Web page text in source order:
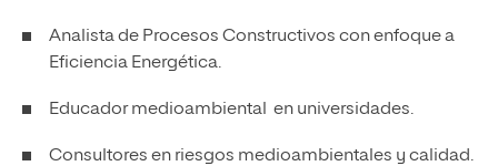
Analista de Procesos Constructivos con enfoque a
Eficiencia Energética.
Educador medioambiental en universidades.
Consultores en riesgos medioambientales y calidad.